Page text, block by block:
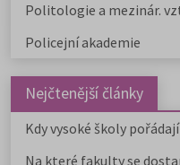
Politologie a mezinár.
Policejní akademie
Nejčtenější články
Kdy vysoké školy
Na které fakulty se